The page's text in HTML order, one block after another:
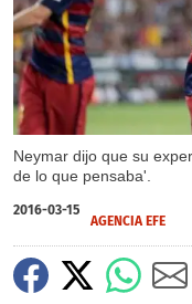
Neymar dijo que su
de lo que pensaba'.
2016-03-15
AGENCIA EFE